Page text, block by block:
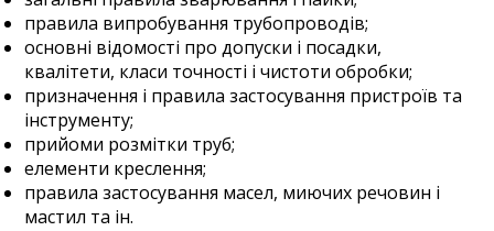
правила випробування трубопроводів;
основні відомості про допуски і посадки,
квалітети, класи точності і чистоти обробки;
призначення і правила застосування пристроїв та
інструменту;
прийоми розмітки труб;
елементи креслення;
правила застосування масел, миючих речовин і
мастил та ін.